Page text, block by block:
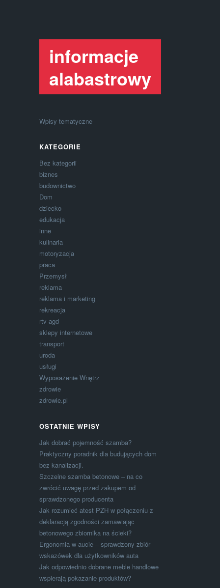
informacje
alabastrowy
Wpisy tematyczne
KATEGORIE
Bez kategorii
biznes
budownictwo
Dom
dziecko
edukacja
inne
kulinaria
motoryzacja
praca
Przemysł
reklama
reklama i marketing
rekreacja
rtv agd
sklepy internetowe
transport
uroda
usługi
Wyposażenie Wnętrz
zdrowie
zdrowie.pl
OSTATNIE WPISY
Jak dobrać pojemność szamba?
Praktyczny poradnik dla budujących dom
bez kanalizacji.
Szczelne szamba betonowe – na co
zwrócić uwagę przed zakupem od
sprawdzonego producenta
Jak rozumieć atest PZH w połączeniu z
deklaracją zgodności zamawiając
betonowego zbiornika na ścieki?
Ergonomia w aucie – sprawdzony zbiór
wskazówek dla użytkowników auta
Jak odpowiednio dobrane meble handlowe
wspierają pokazanie produktów?